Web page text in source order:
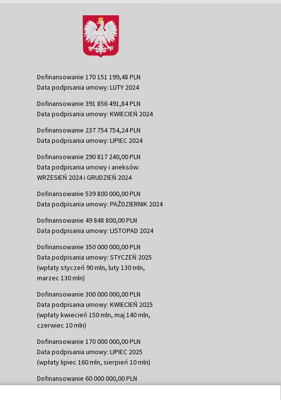
Dofinansowanie 170 151 199,48 PLN
Data podpisania umowy: LUTY 2024
Dofinansowanie 391 856 491,84 PLN
Data podpisania umowy: KWIECIEŃ 2024
Dofinansowanie 237 754 754,24 PLN
Data podpisania umowy: LIPIEC 2024
Dofinansowanie 290 817 240,00 PLN
Data podpisania umowy i aneksów:
WRZESIEŃ 2024 i GRUDZIEŃ 2024
Dofinansowanie 539 800 000,00 PLN
Data podpisania umowy: PAŹDZIERNIK 2024
Dofinansowanie 49 848 800,00 PLN
Data podpisania umowy: LISTOPAD 2024
Dofinansowanie 350 000 000,00 PLN
Data podpisania umowy: STYCZEŃ 2025
(wpłaty styczeń 90 mln, luty 130 mln,
marzec 130 mln)
Dofinansowanie 300 000 000,00 PLN
Data podpisania umowy: KWIECIEŃ 2025
(wpłaty kwiecień 150 mln, maj 140 mln,
czerwiec 10 mln)
Dofinansowanie 170 000 000,00 PLN
Data podpisania umowy: LIPIEC 2025
(wpłaty lipiec 160 mln, sierpień 10 mln)
Dofinansowanie 60 000 000,00 PLN